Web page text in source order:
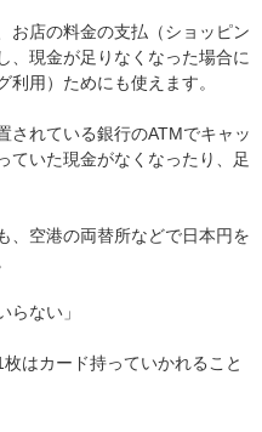
お店の料金の支払（ショッピン
、現金が足りなくなった場合に
用）ためにも使えます。
されている銀行のATMでキャッ
ていた現金がなくなったり、足
、空港の両替所などで日本円を
らない」
はカード持っていかれること